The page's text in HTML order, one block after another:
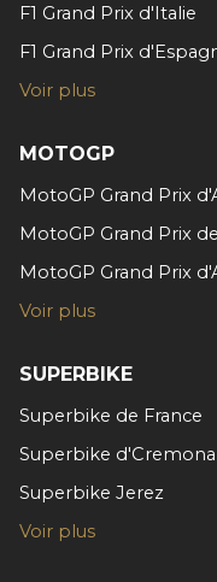
et les annonces,
médias sociaux et
notre site avec nos
avec d'autres
ou qu'ils ont
services.
F1 Grand Prix d'Italie
F1 Grand Prix
Voir plus
MOTOGP
MotoGP Grand Prix
MotoGP Grand Prix
MotoGP Grand Prix
Voir plus
SUPERBIKE
Superbike de France
Superbike d'Cremona
Superbike Jerez
Voir plus